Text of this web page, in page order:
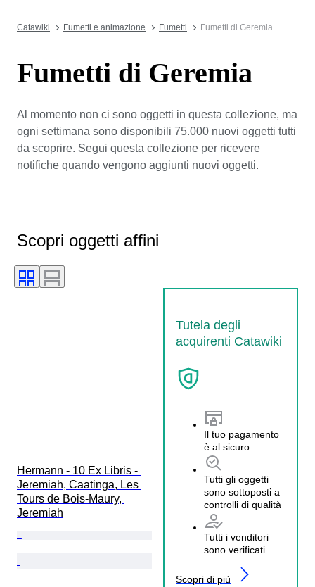
Catawiki Fumetti e animazione Fumetti Fumetti di Geremia
Fumetti di Geremia
Al momento non ci sono oggetti in questa collezione, ma
ogni settimana sono disponibili 75.000 nuovi oggetti tutti
da scoprire. Segui questa collezione per ricevere
notifiche quando vengono aggiunti nuovi oggetti.
Scopri oggetti affini
Tutela degli
acquirenti Catawiki
Il tuo pagamento
è al sicuro
Tutti gli oggetti
sono sottoposti a
controlli di qualità
Tutti i venditori
sono verificati
Scopri di più
Hermann - 10 Ex Libris -
Jeremiah, Caatinga, Les
Tours de Bois-Maury,
Jeremiah